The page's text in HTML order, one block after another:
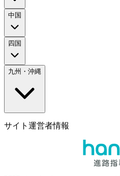
中国
四国
九州・沖縄
サイト運営者情報